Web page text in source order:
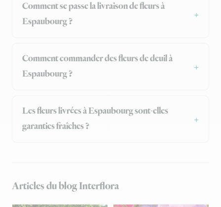
Comment se passe la livraison de fleurs à
Espaubourg ?
Comment commander des fleurs de deuil à
Espaubourg ?
Les fleurs livrées à Espaubourg sont-elles
garanties fraîches ?
Articles du blog Interflora